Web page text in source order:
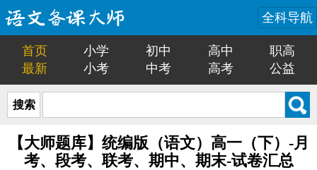
全科导航
首页 小学 初中 高中
职高
最新
小考 中考 高考 公益
搜索
【大师题库】统编版（语文）高一（下）-月
考、段考、联考、期中、期末-试卷汇总